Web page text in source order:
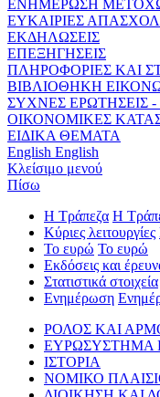
ΕΝΗΜΕΡΩΣΗ
ΕΥΚΑΙΡΙΕΣ
ΕΚΔΗΛΩΣΕΙΣ
ΕΠΕΞΗΓΗΣΕΙΣ
ΠΛΗΡΟΦΟΡΙΕΣ ΚΑΙ
ΒΙΒΛΙΟΘΗΚΗ
ΣΥΧΝΕΣ ΕΡΩΤΗΣΕΙΣ -
ΟΙΚΟΝΟΜΙΚΕΣ
ΕΙΔΙΚΑ ΘΕΜΑΤΑ
English English
Κλείσιμο μενού
Πίσω
Η Τράπεζα Η
Κύριες λειτουργίες
Το ευρώ Το ευρώ
Εκδόσεις και
Στατιστικά στοιχεία
Ενημέρωση
ΡΟΛΟΣ ΚΑΙ
ΕΥΡΩΣΥΣΤΗΜΑ
ΙΣΤΟΡΙΑ
ΝΟΜΙΚΟ